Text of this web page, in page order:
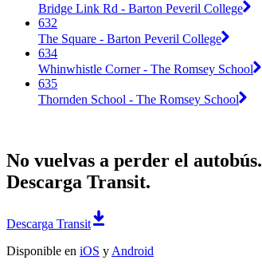
Bridge Link Rd - Barton Peveril College
632
The Square - Barton Peveril College
634
Whinwhistle Corner - The Romsey School
635
Thornden School - The Romsey School
No vuelvas a perder el autobús.
Descarga Transit.
Descarga Transit
Disponible en iOS y Android